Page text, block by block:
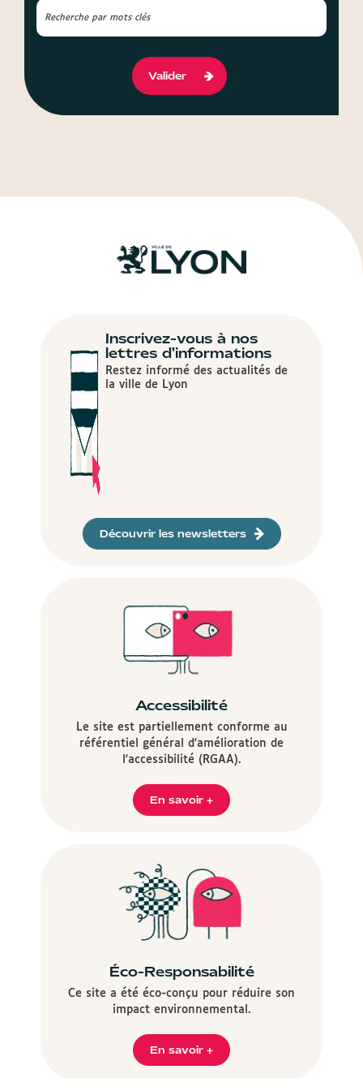
Valider
Inscrivez-vous à nos
lettres d'informations
Restez informé des actualités de
la ville de Lyon
Découvrir les newsletters
Accessibilité
Le site est partiellement conforme au
référentiel général d'amélioration de
l'accessibilité (RGAA).
En savoir +
Éco-Responsabilité
Ce site a été éco-conçu pour réduire son
impact environnemental.
En savoir +